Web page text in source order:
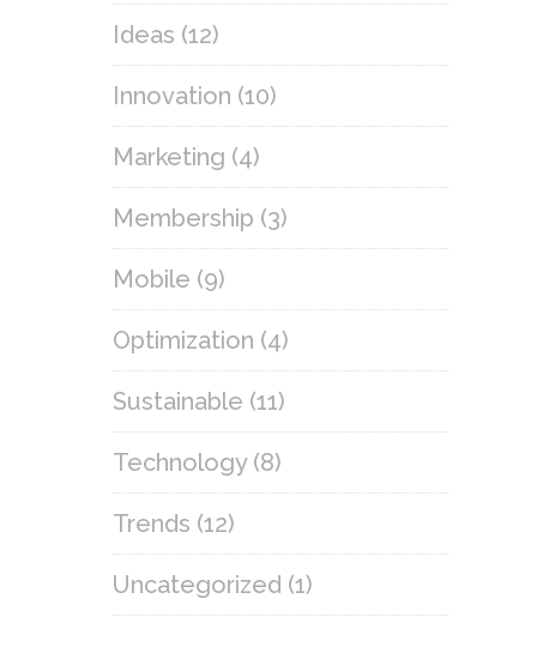
Ideas (12)
Innovation (10)
Marketing (4)
Membership (3)
Mobile (9)
Optimization (4)
Sustainable (11)
Technology(8)
Trends (12)
Uncategorized (1)